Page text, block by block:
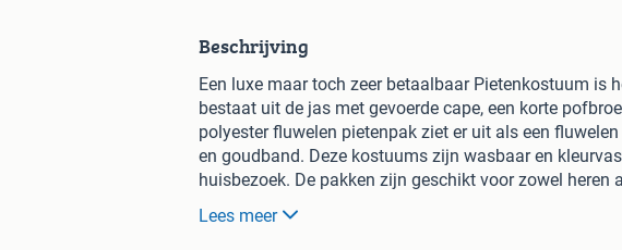
Beschrijving
Een luxe maar toch zeer betaalbaar Pietenkostuum is
bestaat uit de jas met gevoerde cape, een korte
polyester fluwelen pietenpak ziet er uit als een
en goudband. Deze kostuums zijn wasbaar en
huisbezoek. De pakken zijn geschikt voor zowel heren
gebaseerd op herenmaten, ze vallen voor dames dus
kleiner kiezen.
Lees meer